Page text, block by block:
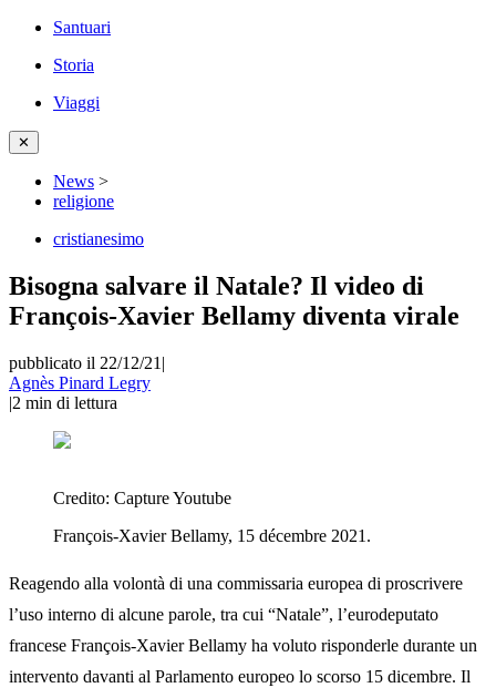
Santuari
Storia
Viaggi
✕
News >
religione
cristianesimo
Bisogna salvare il Natale? Il video di
François-Xavier Bellamy diventa virale
pubblicato il 22/12/21 |
Agnès Pinard Legry
|2 min di lettura
Credito: Capture Youtube
François-Xavier Bellamy, 15 décembre 2021.
Reagendo alla volontà di una commissaria europea di proscrivere
l’uso interno di alcune parole, tra cui “Natale”, l’eurodeputato
francese François-Xavier Bellamy ha voluto risponderle durante un
intervento davanti al Parlamento europeo lo scorso 15 dicembre. Il